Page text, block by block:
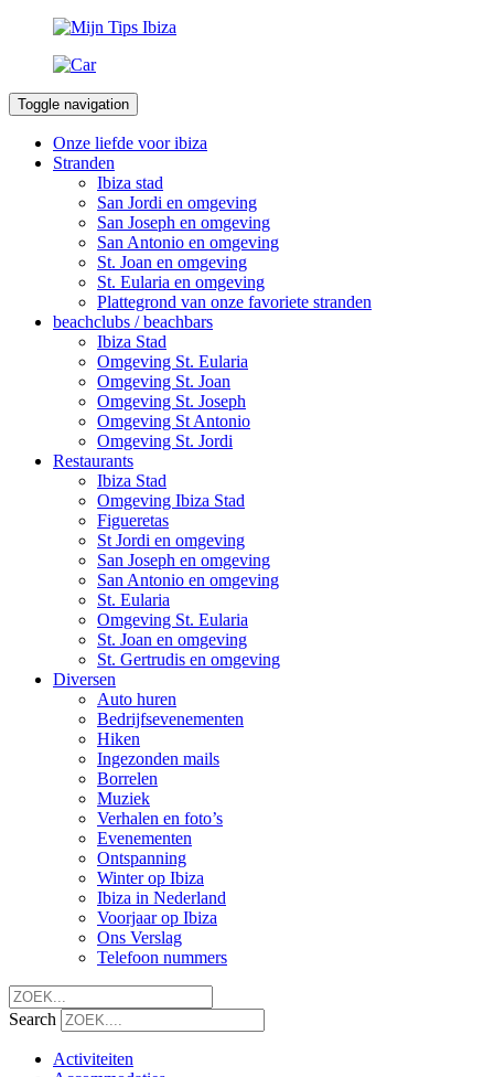
Toggle navigation
Onze liefde voor ibiza
Stranden
Ibiza stad
San Jordi en omgeving
San Joseph en omgeving
San Antonio en omgeving
St. Joan en omgeving
St. Eularia en omgeving
Plattegrond van onze favoriete stranden
beachclubs / beachbars
Ibiza Stad
Omgeving St. Eularia
Omgeving St. Joan
Omgeving St. Joseph
Omgeving St Antonio
Omgeving St. Jordi
Restaurants
Ibiza Stad
Omgeving Ibiza Stad
Figueretas
St Jordi en omgeving
San Joseph en omgeving
San Antonio en omgeving
St. Eularia
Omgeving St. Eularia
St. Joan en omgeving
St. Gertrudis en omgeving
Diversen
Auto huren
Bedrijfsevenementen
Hiken
Ingezonden mails
Borrelen
Muziek
Verhalen en foto’s
Evenementen
Ontspanning
Winter op Ibiza
Ibiza in Nederland
Voorjaar op Ibiza
Ons Verslag
Telefoon nummers
Search
Activiteiten